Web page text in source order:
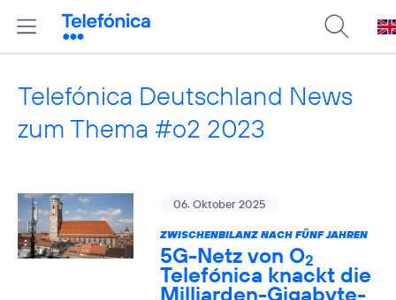
Telefónica Deutschland News
zum Thema #o2 2023
06. Oktober 2025
ZWISCHENBILANZ NACH FÜNF JAHREN
5G-Netz von O2
Telefónica knackt die
Milliarden-Gigabyte-